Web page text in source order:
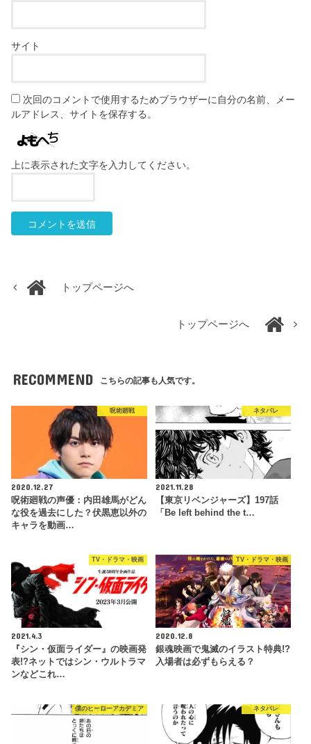
サイト
次回のコメントで使用するためブラウザーに自分の名前、メー
ルアドレス、サイトを保存する。
上に表示された文字を入力してください。
トップページへ
トップページへ
RECOMMEND こちらの記事も人気です。
呪術廻戦
2020.12.27
呪術廻戦の声優：内田雄馬がどん
な役を過去にした？伏黒恵以外の
キャラを動画…
ネタバレ
2021.11.28
【東京リベンジャーズ】197話
「Be left behind the t…
TV・ドラマ・映画
2021.4.3
『シン・仮面ライダー』の映画発
表!?ネットではシン・ウルトラマ
ンなどこれ…
TV・ドラマ・映画
2020.12.8
銀魂映画で鬼滅のイラスト特典!?
入場者は必ずもらえる？
僕のヒーローアカデミア ネタバレ